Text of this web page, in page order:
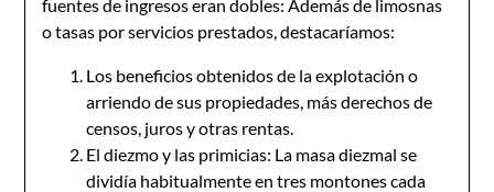
fuentes de ingresos eran dobles: Además de limosnas
o tasas por servicios prestados, destacaríamos:
Los beneficios obtenidos de la explotación o
arriendo de sus propiedades, más derechos de
censos, juros y otras rentas.
El diezmo y las primicias: La masa diezmal se
dividía habitualmente en tres montones cada